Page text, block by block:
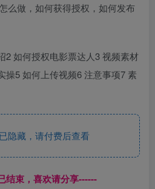
么做，如何获得授权，如何发布
2 如何授权电影票达人3 视频素材
操5 如何上传视频6 注意事项7 素
隐藏，请付费后查看
结束，喜欢请分享------